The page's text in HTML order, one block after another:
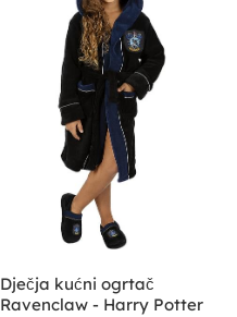
Dječja kućni ogrtač
Ravenclaw - Harry Potter